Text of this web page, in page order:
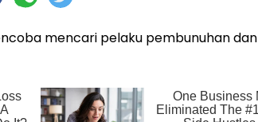
mencari pelaku pembunuhan dan